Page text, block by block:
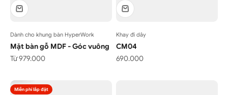
Dành cho khung bàn HyperWork
Mặt bàn gỗ MDF - Góc vuông
Giá bán
Từ 979.000
Khay đi dây
CM04
Giá bán
690.000
Miễn phí lắp đặt